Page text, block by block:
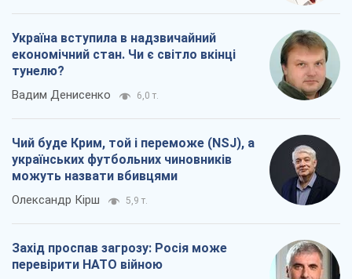
Україна вступила в надзвичайний
економічний стан. Чи є світло вкінці
тунелю?
Вадим Денисенко 6,0 т.
Чий буде Крим, той і переможе (NSJ), а
українських футбольних чиновників
можуть назвати вбивцями
Олександр Кірш 5,9 т.
Захід проспав загрозу: Росія може
перевірити НАТО війною